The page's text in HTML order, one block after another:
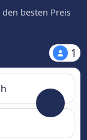
besten Preis
1